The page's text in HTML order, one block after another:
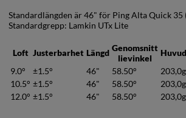
Standardlängden är 46" för Ping Alta Quick 35
Standardgrepp: Lamkin UTx Lite
Loft Justerbarhet Längd Genomsnitt
lievinkel
9.0°
±1.5° 46" 58.50° 203,0g
10.5° ±1.5° 46" 58.50° 203,0g
12.0° ±1.5° 46" 58.50° 203,0g